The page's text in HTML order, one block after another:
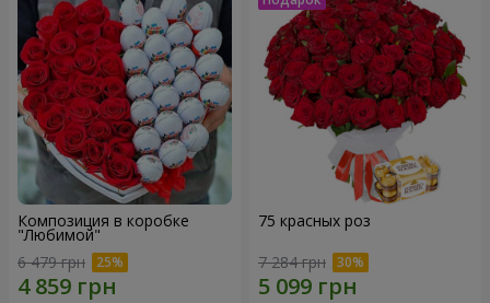
Композиция в коробке
"Любимой"
6 479 грн
75 красных роз
7 284 грн